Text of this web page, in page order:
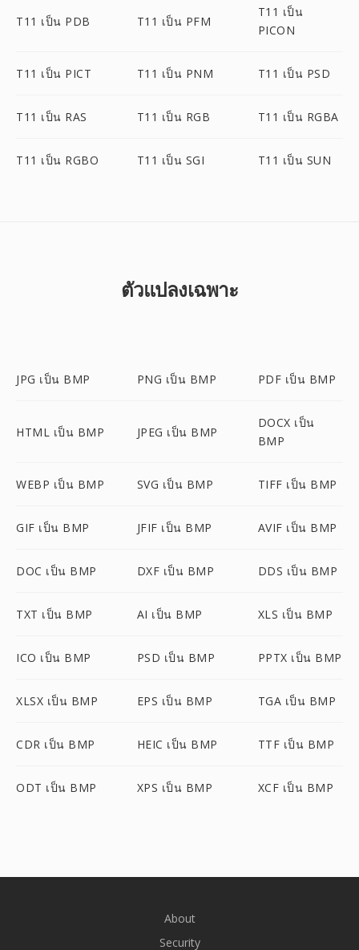
T11 เป็น PDB T11 เป็น PFM
T11 เป็น
PICON
T11 เป็น PICT T11 เป็น PNM T11 เป็น PSD
T11 เป็น RAS T11 เป็น RGB T11 เป็น RGBA
T11 เป็น RGBO T11 เป็น SGI T11 เป็น SUN
ตัวแปลงเฉพาะ
JPG เป็น BMP PNG เป็น BMP PDF เป็น BMP
HTML เป็น BMP JPEG เป็น BMP
DOCX เป็น
BMP
WEBP เป็น BMP SVG เป็น BMP TIFF เป็น BMP
GIF เป็น BMP JFIF เป็น BMP AVIF เป็น BMP
DOC เป็น BMP DXF เป็น BMP DDS เป็น BMP
TXT เป็น BMP AI เป็น BMP XLS เป็น BMP
ICO เป็น BMP PSD เป็น BMP PPTX เป็น BMP
XLSX เป็น BMP EPS เป็น BMP TGA เป็น BMP
CDR เป็น BMP HEIC เป็น BMP TTF เป็น BMP
ODT เป็น BMP XPS เป็น BMP XCF เป็น BMP
About
Security